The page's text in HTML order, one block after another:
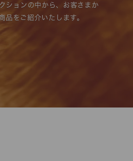
ションの中から、お客さまか
品をご紹介いたします。